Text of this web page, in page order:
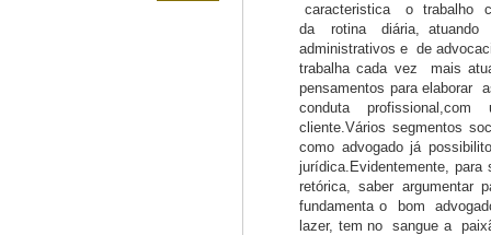
caracteristica o trabalho
da rotina diária,
administrativos e de
trabalha cada vez mais
pensamentos para
conduta
cliente.Vários segmentos
como advogado já
jurídica.Evidentemente,
retórica, saber
fundamenta o bom
lazer, tem no sangue a